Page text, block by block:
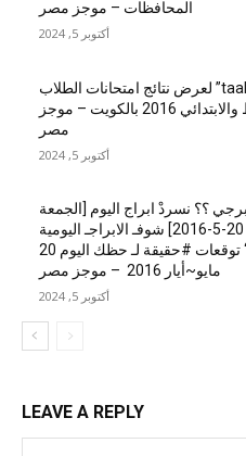
المحافظات – موجز مصر
أكتوبر 5, 2024
موقع “taaleb” لعرض نتائج امتحانات الطلاب
المتوسط والابتدائي 2016 بالكويت – موجز
مصر
أكتوبر 5, 2024
؟؟ نسردْ ابراج اليوم [الجمعة
20-5-2016] شوفـ الابراجـ اليومية
Today ”لايف“ توقعات #حقيقة لـ حظك اليوم 20
مايو~أيار 2016 – موجز مصر
أكتوبر 5, 2024
LEAVE A REPLY